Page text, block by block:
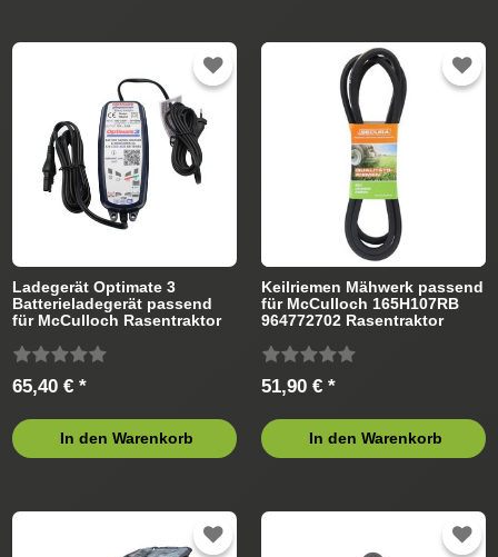
Ladegerät Optimate 3
Batterieladegerät passend
für McCulloch Rasentraktor
65,40 € *
In den Warenkorb
Keilriemen Mähwerk passend
für McCulloch 165H107RB
964772702 Rasentraktor
51,90 € *
In den Warenkorb